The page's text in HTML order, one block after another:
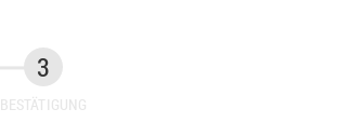
BESTÄTIGUNG